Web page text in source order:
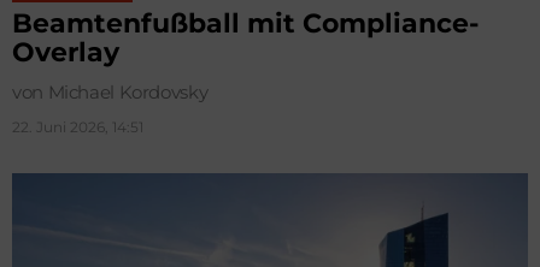
Beamtenfußball mit Compliance-
Overlay
von Michael Kordovsky
22. Juni 2026, 14:51